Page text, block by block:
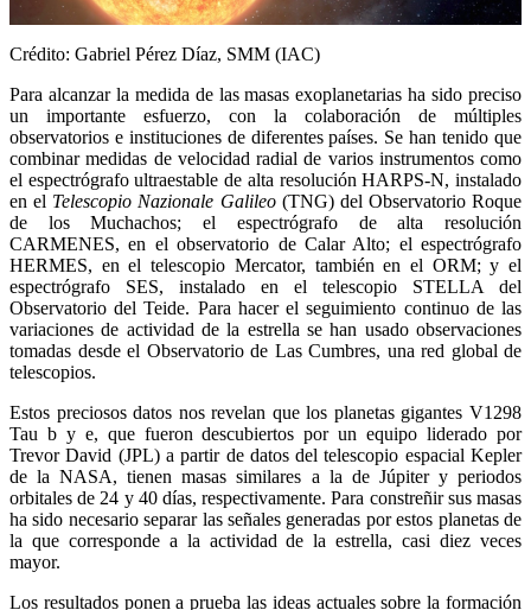
Crédito: Gabriel Pérez Díaz, SMM (IAC)
Para alcanzar la medida de las masas exoplanetarias ha sido preciso
un importante esfuerzo, con la colaboración de múltiples
observatorios e instituciones de diferentes países. Se han tenido que
combinar medidas de velocidad radial de varios instrumentos como
el espectrógrafo ultraestable de alta resolución HARPS-N, instalado
en el Telescopio Nazionale Galileo(TNG) del Observatorio Roque
de los Muchachos; el espectrógrafo de alta resolución
CARMENES, en el observatorio de Calar Alto; el espectrógrafo
HERMES, en el telescopio Mercator, también en el ORM; y el
espectrógrafo SES, instalado en el telescopio STELLA del
Observatorio del Teide. Para hacer el seguimiento continuo de las
variaciones de actividad de la estrella se han usado observaciones
tomadas desde el Observatorio de Las Cumbres, una red global de
telescopios.
Estos preciosos datos nos revelan que los planetas gigantes V1298
Tau b y e, que fueron descubiertos por un equipo liderado por
Trevor David (JPL) a partir de datos del telescopio espacial Kepler
de la NASA, tienen masas similares a la de Júpiter y periodos
orbitales de 24 y 40 días, respectivamente. Para constreñir sus masas
ha sido necesario separar las señales generadas por estos planetas de
la que corresponde a la actividad de la estrella, casi diez veces
mayor.
Los resultados ponen a prueba las ideas actuales sobre la formación